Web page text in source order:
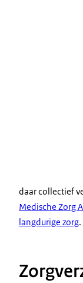
daar collectief
Medische Zorg
langdurige zorg.